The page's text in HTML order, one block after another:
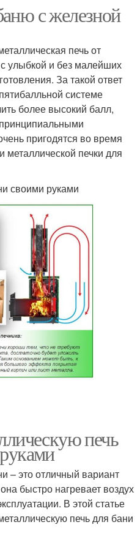
с железной
печь от
улыбкой и без малейших
За такой ответ
системе
более высокий балл,
пригодятся во время
металлической печки для
своими руками
печь
– это отличный вариант
быстро нагревает воздух
В этой статье
печь для бани